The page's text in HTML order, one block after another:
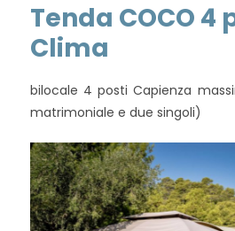
Tenda COCO 4
Clima
bilocale 4 posti Capienza
matrimoniale e due singoli)